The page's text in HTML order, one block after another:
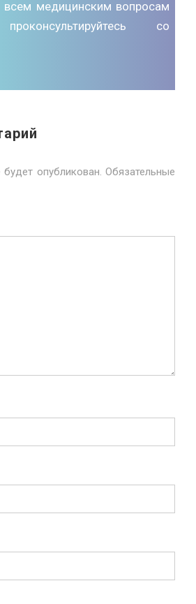
всем медицинским вопросам
со
опубликован. Обязательные